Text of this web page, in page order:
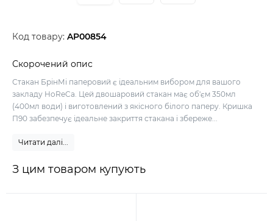
Код товару: AP00854
Скорочений опис
Стакан БрінМі паперовий є ідеальним вибором для вашого
закладу HoReCa. Цей двошаровий стакан має об'єм 350мл
(400мл води) і виготовлений з якісного білого паперу. Кришка
П90 забезпечує ідеальне закриття стакана і збереже...
Читати далі...
З цим товаром купують